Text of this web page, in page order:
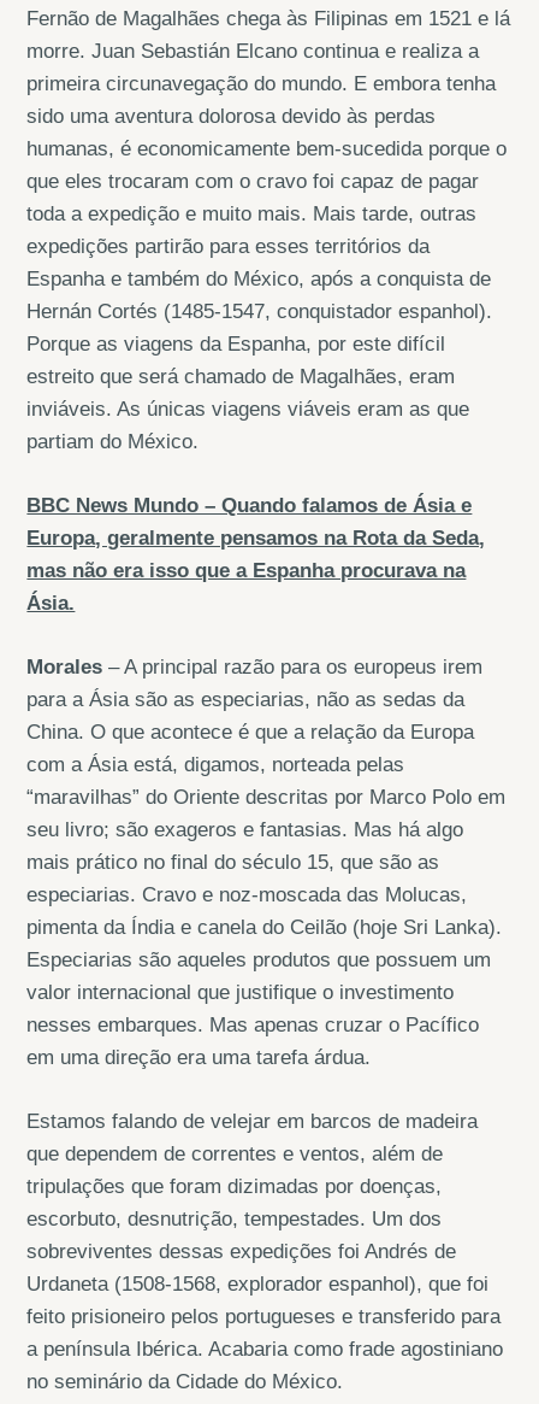
Fernão de Magalhães chega às Filipinas em 1521 e lá
morre. Juan Sebastián Elcano continua e realiza a
primeira circunavegação do mundo. E embora tenha
sido uma aventura dolorosa devido às perdas
humanas, é economicamente bem-sucedida porque o
que eles trocaram com o cravo foi capaz de pagar
toda a expedição e muito mais. Mais tarde, outras
expedições partirão para esses territórios da
Espanha e também do México, após a conquista de
Hernán Cortés (1485-1547, conquistador espanhol).
Porque as viagens da Espanha, por este difícil
estreito que será chamado de Magalhães, eram
inviáveis. As únicas viagens viáveis eram as que
partiam do México.
BBC News Mundo – Quando falamos de Ásia e
Europa, geralmente pensamos na Rota da Seda,
mas não era isso que a Espanha procurava na
Ásia.
Morales – A principal razão para os europeus irem
para a Ásia são as especiarias, não as sedas da
China. O que acontece é que a relação da Europa
com a Ásia está, digamos, norteada pelas
“maravilhas” do Oriente descritas por Marco Polo em
seu livro; são exageros e fantasias. Mas há algo
mais prático no final do século 15, que são as
especiarias. Cravo e noz-moscada das Molucas,
pimenta da Índia e canela do Ceilão (hoje Sri Lanka).
Especiarias são aqueles produtos que possuem um
valor internacional que justifique o investimento
nesses embarques. Mas apenas cruzar o Pacífico
em uma direção era uma tarefa árdua.
Estamos falando de velejar em barcos de madeira
que dependem de correntes e ventos, além de
tripulações que foram dizimadas por doenças,
escorbuto, desnutrição, tempestades. Um dos
sobreviventes dessas expedições foi Andrés de
Urdaneta (1508-1568, explorador espanhol), que foi
feito prisioneiro pelos portugueses e transferido para
a península Ibérica. Acabaria como frade agostiniano
no seminário da Cidade do México.